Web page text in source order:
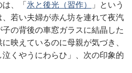
、「 氷と後光（習作）
」という
若い夫婦が赤ん坊を連れて夜汽
の背後の車窓ガラスに結晶した
映えているのに母親が気づき、
くやうにわらひ」、次の印象的